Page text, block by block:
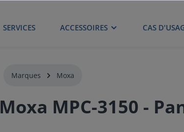
SERVICES ACCESSOIRES CAS
Marques Moxa
Moxa MPC-3150 -